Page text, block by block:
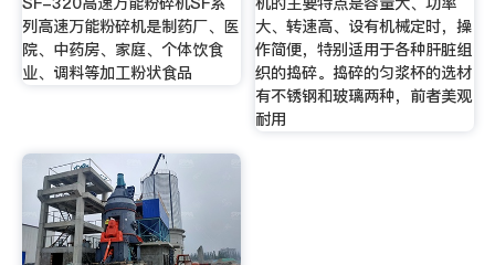
列高速万能粉碎机是制药厂、医
院、中药房、家庭、个体饮食
业、调料等加工粉状食品
大、转速高、设有机械定时，操
作简便，特别适用于各种肝脏组
织的捣碎。捣碎的匀浆杯的选材
有不锈钢和玻璃两种，前者美观
耐用